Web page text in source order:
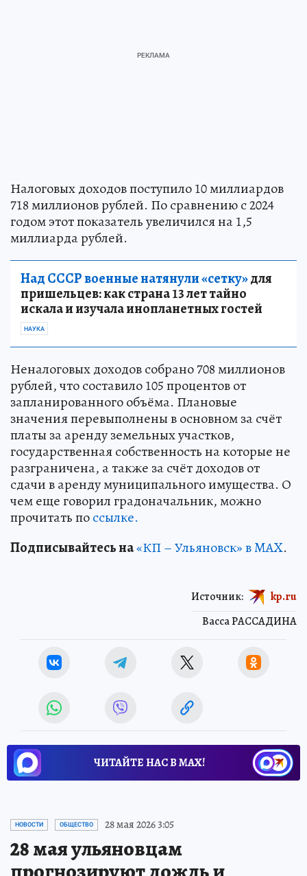
Налоговых доходов поступило 10 миллиардов
718 миллионов рублей. По сравнению с 2024
годом этот показатель увеличился на 1,5
миллиарда рублей.
Над СССР военные натянули «сетку»для
пришельцев: как страна 13 лет тайно
искала и изучала инопланетных гостей
НАУКА
Неналоговых доходов собрано 708 миллионов
рублей, что составило 105 процентов от
запланированного объёма. Плановые
значения перевыполнены в основном за счёт
платы за аренду земельных участков,
государственная собственность на которые не
разграничена, а также за счёт доходов от
сдачи в аренду муниципального имущества. О
чем еще говорил градоначальник, можно
прочитать поссылке.
Подписывайтесь на«КП – Ульяновск» в MAX.
Васса РАССАДИНА
Источник: kp.ru
ЧИТАЙТЕ НАС В МАХ!
НОВОСТИ ОБЩЕСТВО 28 мая 2026 3:05
28 мая ульяновцам